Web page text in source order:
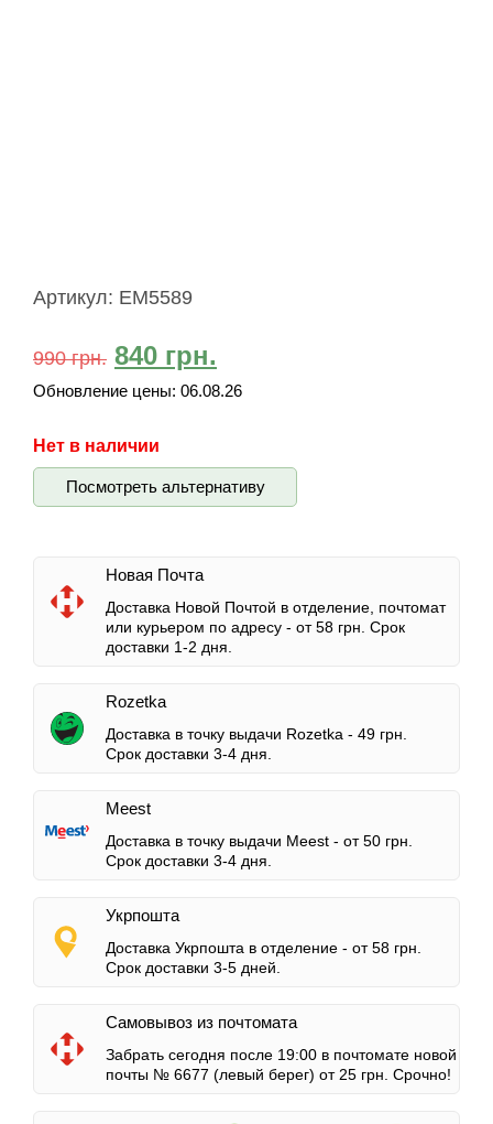
Артикул: EM5589
990грн. 840 грн.
Обновление цены: 06.08.26
Нет в наличии
Посмотреть альтернативу
Новая Почта
Доставка Новой Почтой в отделение, почтомат
или курьером по адресу - от 58 грн. Срок
доставки 1-2 дня.
Rozetka
Доставка в точку выдачи Rozetka - 49 грн.
Срок доставки 3-4 дня.
Meest
Доставка в точку выдачи Meest - от 50 грн.
Срок доставки 3-4 дня.
Укрпошта
Доставка Укрпошта в отделение - от 58 грн.
Срок доставки 3-5 дней.
Самовывоз из почтомата
Забрать сегодня после 19:00 в почтомате новой
почты № 6677 (левый берег) от 25 грн. Срочно!